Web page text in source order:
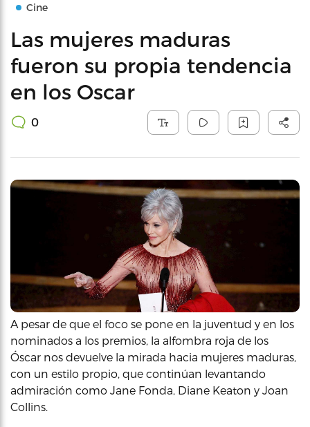
Cine
Las mujeres maduras
fueron su propia tendencia
en los Oscar
0
A pesar de que el foco se pone en la juventud y en los
nominados a los premios, la alfombra roja de los
Óscar nos devuelve la mirada hacia mujeres maduras,
con un estilo propio, que continúan levantando
admiración como Jane Fonda, Diane Keaton y Joan
Collins.